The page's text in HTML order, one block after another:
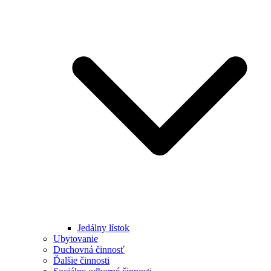
Jedálny lístok
Ubytovanie
Duchovná činnosť
Ďalšie činnosti